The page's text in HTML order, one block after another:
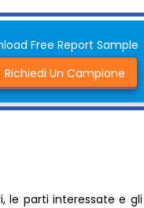
Free Report Sample
Un Campione
le parti interessate e gli